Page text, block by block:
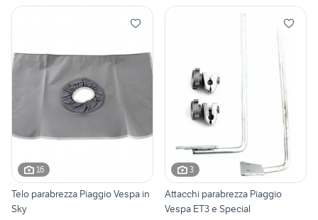
16
Telo parabrezza Piaggio Vespa in
Sky
3
Attacchi parabrezza Piaggio
Vespa ET3 e Special